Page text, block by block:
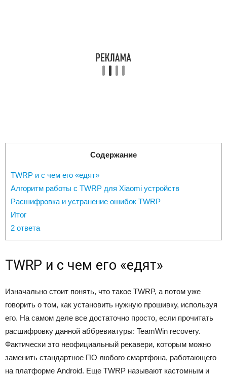
Содержание
TWRP и с чем его «едят»
Алгоритм работы с TWRP для Xiaomi устройств
Расшифровка и устранение ошибок TWRP
Итог
2 ответа
TWRP и с чем его «едят»
Изначально стоит понять, что такое TWRP, а потом уже
говорить о том, как установить нужную прошивку, используя
его. На самом деле все достаточно просто, если прочитать
расшифровку данной аббревиатуры: TeamWin recovery.
Фактически это неофициальный рекавери, которым можно
заменить стандартное ПО любого смартфона, работающего
на платформе Android. Еще TWRP называют кастомным и